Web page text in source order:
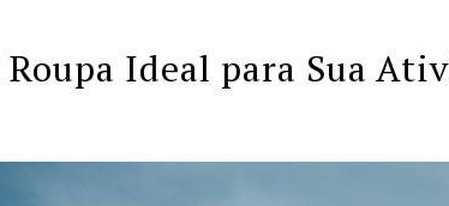
Roupa Ideal para Sua